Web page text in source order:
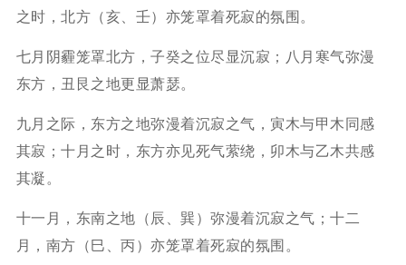
之时，北方（亥、壬）亦笼罩着死寂的氛围。
七月阴霾笼罩北方，子癸之位尽显沉寂；八月寒气弥漫
东方，丑艮之地更显萧瑟。
九月之际，东方之地弥漫着沉寂之气，寅木与甲木同感
其寂；十月之时，东方亦见死气萦绕，卯木与乙木共感
其凝。
十一月，东南之地（辰、巽）弥漫着沉寂之气；十二
月，南方（巳、丙）亦笼罩着死寂的氛围。